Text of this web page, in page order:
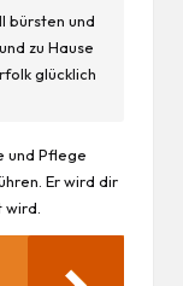
bürsten und
zu Hause
glücklich
und Pflege
Er wird dir